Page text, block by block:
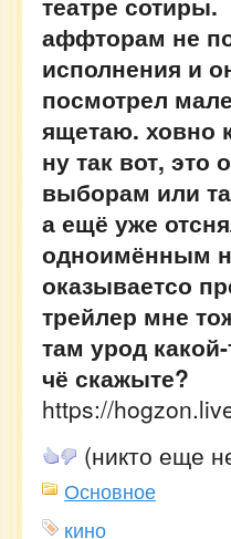
аффторам не
исполнения и
посмотрел
ящетаю. ховно
ну так вот,
выборам или
а ещё уже
одноимённым
оказываетсо
трейлер мне
там урод
чё скажыте?
https://
(никто еще
Основное
кино